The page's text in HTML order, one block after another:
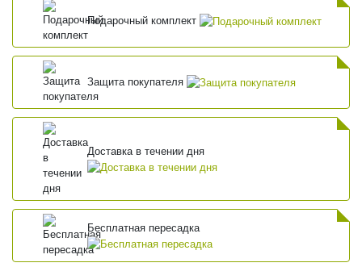
Подарочный комплект
Защита покупателя
Доставка в течении дня
Бесплатная пересадка